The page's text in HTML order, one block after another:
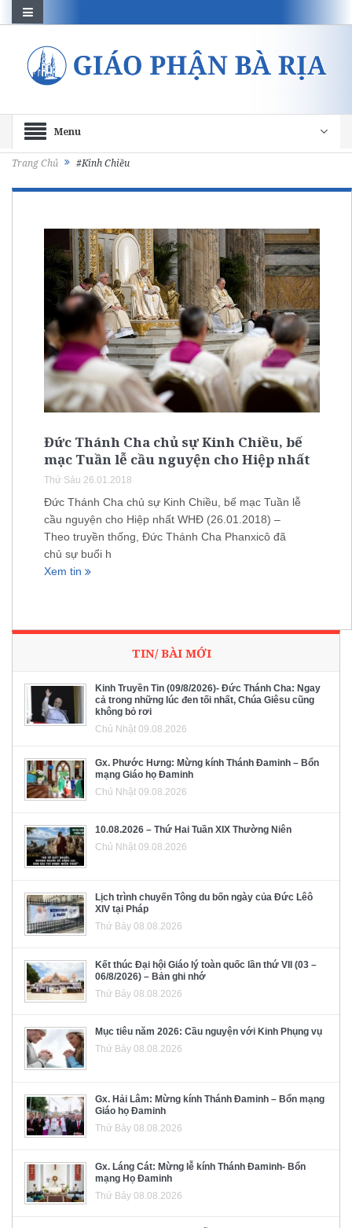
Menu
Trang Chủ #Kinh Chiều
Đức Thánh Cha chủ sự Kinh Chiều, bế
mạc Tuần lễ cầu nguyện cho Hiệp nhất
Thứ Sáu 26.01.2018
Đức Thánh Cha chủ sự Kinh Chiều, bế mạc Tuần lễ
cầu nguyện cho Hiệp nhất WHĐ (26.01.2018) –
Theo truyền thống, Đức Thánh Cha Phanxicô đã
chủ sự buổi h
Xem tin
TIN/ BÀI MỚI
Kinh Truyền Tin (09/8/2026)- Đức Thánh Cha: Ngay
cả trong những lúc đen tối nhất, Chúa Giêsu cũng
không bỏ rơi
Chủ Nhật 09.08.2026
Gx. Phước Hưng: Mừng kính Thánh Đaminh – Bổn
mạng Giáo họ Đaminh
Chủ Nhật 09.08.2026
10.08.2026 – Thứ Hai Tuần XIX Thường Niên
Chủ Nhật 09.08.2026
Lịch trình chuyến Tông du bốn ngày của Đức Lêô
XIV tại Pháp
Thứ Bảy 08.08.2026
Kết thúc Đại hội Giáo lý toàn quốc lần thứ VII (03 –
06/8/2026) – Bản ghi nhớ
Thứ Bảy 08.08.2026
Mục tiêu năm 2026: Cầu nguyện với Kinh Phụng vụ
Thứ Bảy 08.08.2026
Gx. Hải Lâm: Mừng kính Thánh Đaminh – Bổn mạng
Giáo họ Đaminh
Thứ Bảy 08.08.2026
Gx. Láng Cát: Mừng lễ kính Thánh Đaminh- Bổn
mạng Họ Đaminh
Thứ Bảy 08.08.2026